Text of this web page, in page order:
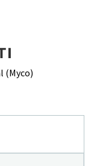
(Myco)